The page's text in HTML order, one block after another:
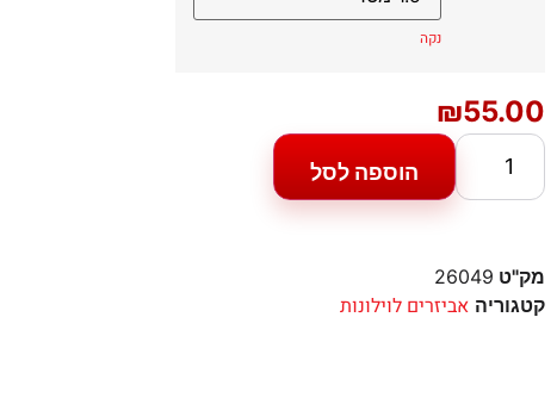
נקה
₪55.00
הוספה לסל
מק"ט 26049
קטגוריה אביזרים לוילונות